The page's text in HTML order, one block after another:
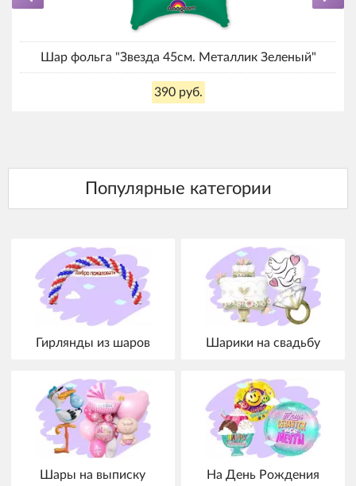
Шар фольга "Звезда 45см. Металлик Зеленый"
390 руб.
Гирлянды из шаров Шарики на свадьбу
Шары на выписку На День Рождения